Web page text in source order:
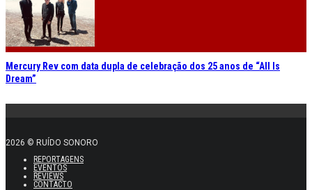
Mercury Rev com data dupla de celebração dos 25 anos de “All Is
Dream”
2026 © RUÍDO SONORO
REPORTAGENS
EVENTOS
REVIEWS
CONTACTO